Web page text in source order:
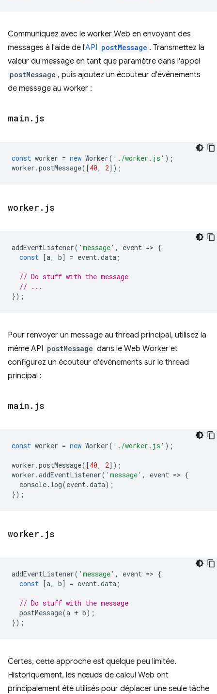
Communiquez avec le worker Web en envoyant des
messages à l'aide de l'API postMessage . Transmettez la
valeur du message en tant que paramètre dans l'appel
postMessage , puis ajoutez un écouteur d'événements
de message au worker :
main . js
const worker = new Worker( './worker.js' );
worker .postMessage([40, 2]);
worker . js
addEventListener( 'message' , event => {
const [a, b] = event.data ;
// Do stuff with the message
// ...
});
Pour renvoyer un message au thread principal, utilisez la
même API postMessage dans le Web Worker et
configurez un écouteur d'événements sur le thread
principal :
main . js
const worker = new Worker( './worker.js' );
worker .postMessage([40, 2]);
worker .addEventListener( 'message' , event => {
console. log(event.data);
});
worker . js
addEventListener( 'message' , event => {
const [a, b] = event.data ;
// Do stuff with the message
postMessage(a + b);
});
Certes, cette approche est quelque peu limitée.
Historiquement, les nœuds de calcul Web ont
principalement été utilisés pour déplacer une seule tâche